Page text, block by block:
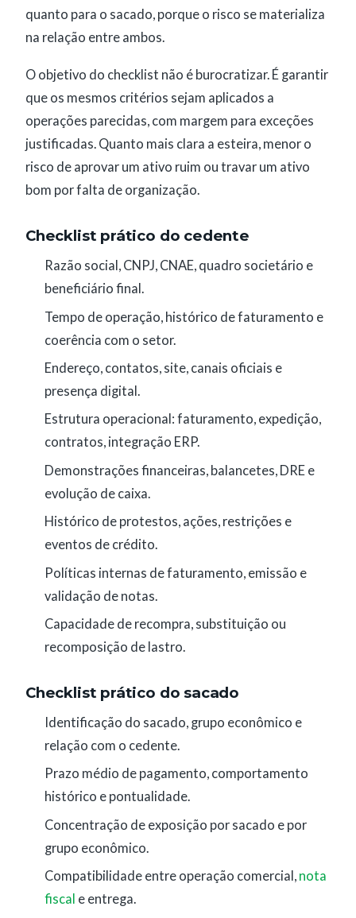
quanto para o sacado, porque o risco se materializa
na relação entre ambos.
O objetivo do checklist não é burocratizar. É garantir
que os mesmos critérios sejam aplicados a
operações parecidas, com margem para exceções
justificadas. Quanto mais clara a esteira, menor o
risco de aprovar um ativo ruim ou travar um ativo
bom por falta de organização.
Checklist prático do cedente
Razão social, CNPJ, CNAE, quadro societário e
beneficiário final.
Tempo de operação, histórico de faturamento e
coerência com o setor.
Endereço, contatos, site, canais oficiais e
presença digital.
Estrutura operacional: faturamento, expedição,
contratos, integração ERP.
Demonstrações financeiras, balancetes, DRE e
evolução de caixa.
Histórico de protestos, ações, restrições e
eventos de crédito.
Políticas internas de faturamento, emissão e
validação de notas.
Capacidade de recompra, substituição ou
recomposição de lastro.
Checklist prático do sacado
Identificação do sacado, grupo econômico e
relação com o cedente.
Prazo médio de pagamento, comportamento
histórico e pontualidade.
Concentração de exposição por sacado e por
grupo econômico.
Compatibilidade entre operação comercial, nota
fiscal e entrega.